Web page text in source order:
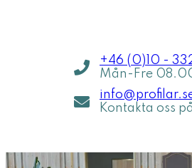
+46 (0)10 -
Mån-Fre
Kontakta oss